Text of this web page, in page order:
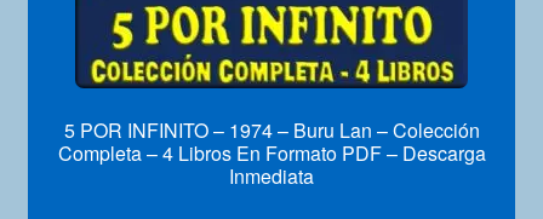
5 POR INFINITO – 1974 – Buru Lan – Colección
Completa – 4 Libros En Formato PDF – Descarga
Inmediata